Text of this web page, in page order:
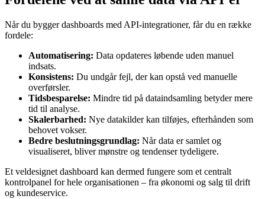
Når du bygger dashboards med API-integrationer, får du en række
fordele:
Automatisering: Data opdateres løbende uden manuel
indsats.
Konsistens: Du undgår fejl, der kan opstå ved manuelle
overførsler.
Tidsbesparelse: Mindre tid på dataindsamling betyder mere
tid til analyse.
Skalerbarhed: Nye datakilder kan tilføjes, efterhånden som
behovet vokser.
Bedre beslutningsgrundlag: Når data er samlet og
visualiseret, bliver mønstre og tendenser tydeligere.
Et veldesignet dashboard kan dermed fungere som et centralt
kontrolpanel for hele organisationen – fra økonomi og salg til drift
og kundeservice.